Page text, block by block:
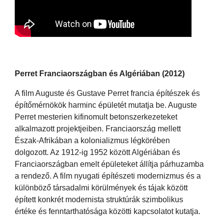
Perret Franciaországban és Algériában (2012)
A film Auguste és Gustave Perret francia építészek és
építőmérnökök harminc épületét mutatja be. Auguste
Perret mesterien kifinomult betonszerkezeteket
alkalmazott projektjeiben. Franciaország mellett
Észak-Afrikában a kolonializmus légkörében
dolgozott. Az 1912-ig 1952 között Algériában és
Franciaországban emelt épületeket állítja párhuzamba
a rendező. A film nyugati építészeti modernizmus és a
különböző társadalmi körülmények és tájak között
épített konkrét modernista struktúrák szimbolikus
értéke és fenntarthatósága közötti kapcsolatot kutatja.